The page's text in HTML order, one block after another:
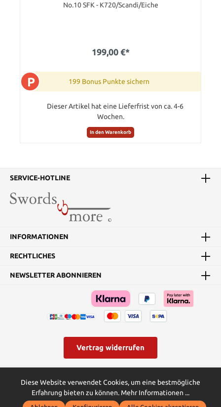
No.10 SFK - K720/Scandi/Eiche
199,00 €*
P 199 Bonus Punkte sichern
Dieser Artikel hat eine Lieferfrist von ca. 4-6
Wochen.
In den Warenkorb
SERVICE-HOTLINE
INFORMATIONEN
RECHTLICHES
NEWSLETTER ABONNIEREN
Vertrag widerrufen
ggf. Nachnahmegebühren, wenn nicht anders angegeben.
© Swords and more | Powered by Butterflies IT - die
Diese Website verwendet Cookies, um eine bestmögliche
Erfahrung bieten zu können. Mehr Informationen ...